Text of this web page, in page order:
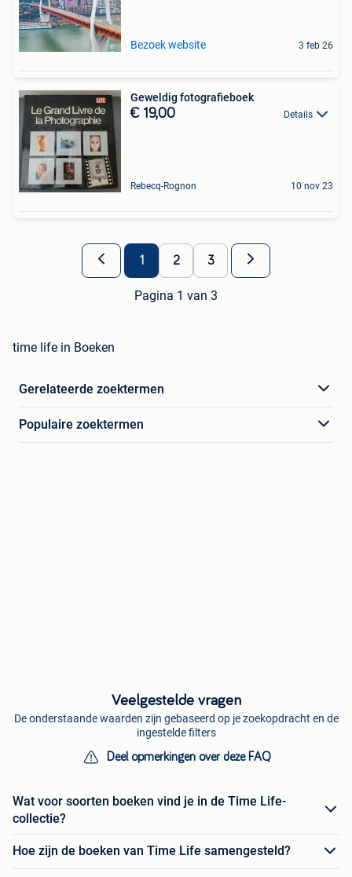
Bezoek website 3 feb 26
Geweldig fotografieboek
€ 19,00 Details
Rebecq-Rognon 10 nov 23
1 2 3
Pagina 1 van 3
time life in Boeken
Gerelateerde zoektermen
Populaire zoektermen
Veelgestelde vragen
De onderstaande waarden zijn gebaseerd op je zoekopdracht en de
ingestelde filters
Deel opmerkingen over deze FAQ
Wat voor soorten boeken vind je in de Time Life-
collectie?
Hoe zijn de boeken van Time Life samengesteld?